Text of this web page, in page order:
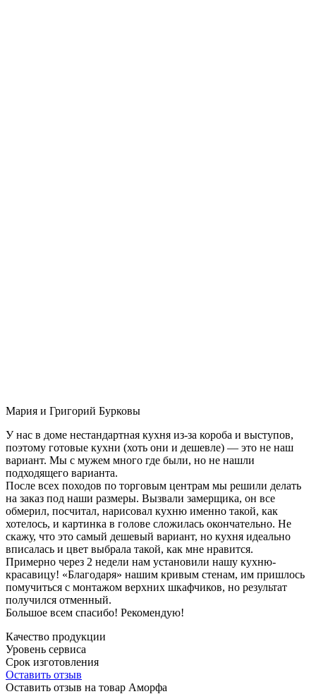
Мария и Григорий Бурковы
У нас в доме нестандартная кухня из-за короба и выступов,
поэтому готовые кухни (хоть они и дешевле) — это не наш
вариант. Мы с мужем много где были, но не нашли
подходящего варианта.
После всех походов по торговым центрам мы решили делать
на заказ под наши размеры. Вызвали замерщика, он все
обмерил, посчитал, нарисовал кухню именно такой, как
хотелось, и картинка в голове сложилась окончательно. Не
скажу, что это самый дешевый вариант, но кухня идеально
вписалась и цвет выбрала такой, как мне нравится.
Примерно через 2 недели нам установили нашу кухню-
красавицу! «Благодаря» нашим кривым стенам, им пришлось
помучиться с монтажом верхних шкафчиков, но результат
получился отменный.
Большое всем спасибо! Рекомендую!
Качество продукции
Уровень сервиса
Срок изготовления
Оставить отзыв
Оставить отзыв на товар Аморфа